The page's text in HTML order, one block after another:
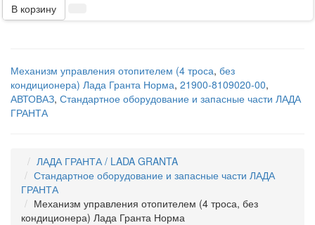
В корзину
Механизм управления отопителем (4 троса, без
кондиционера) Лада Гранта Норма, 21900-8109020-00,
АВТОВАЗ, Стандартное оборудование и запасные части ЛАДА
ГРАНТА
ЛАДА ГРАНТА / LADA GRANTA
Стандартное оборудование и запасные части ЛАДА
ГРАНТА
Механизм управления отопителем (4 троса, без
кондиционера) Лада Гранта Норма